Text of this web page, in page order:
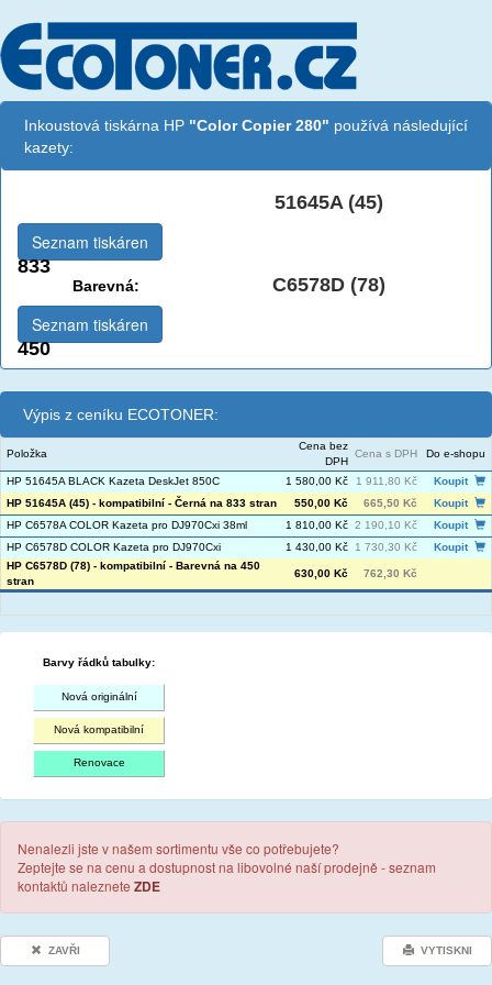
Inkoustová tiskárna HP "Color Copier 280" používá následující
kazety:
51645A (45)
833
Seznam tiskáren
Barevná: C6578D (78)
450
Seznam tiskáren
Výpis z ceníku ECOTONER:
Položka
Cena bez
DPH
Cena s DPH Do e-shopu
HP 51645A BLACK Kazeta DeskJet 850C 1 580,00 Kč 1 911,80 Kč
Koupit
HP 51645A (45) - kompatibilní - Černá na 833 stran
550,00 Kč 665,50 Kč
Koupit
HP C6578A COLOR Kazeta pro DJ970Cxi 38ml
1 810,00 Kč 2 190,10 Kč
Koupit
HP C6578D COLOR Kazeta pro DJ970Cxi
1 430,00 Kč 1 730,30 Kč
Koupit
HP C6578D (78) - kompatibilní - Barevná na 450
stran
630,00 Kč 762,30 Kč
Barvy řádků tabulky:
Nová originální
Nová kompatibilní
Renovace
Nenalezli jste v našem sortimentu vše co potřebujete?
Zeptejte se na cenu a dostupnost na libovolné naší prodejně - seznam
kontaktů naleznete ZDE
ZAVŘI VYTISKNI